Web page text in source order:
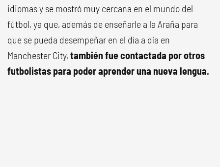
idiomas y se mostró muy cercana en el mundo del
fútbol, ya que, además de enseñarle a la Araña para
que se pueda desempeñar en el día a día en
Manchester City, también fue contactada por otros
futbolistas para poder aprender una nueva lengua.